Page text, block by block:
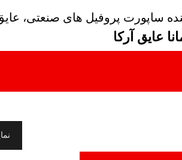
ساپورت پروفیل های صنعتی،
عایق آرکا